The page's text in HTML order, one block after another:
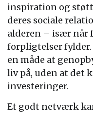
inspiration og
deres sociale
alderen – især når
forpligtelser
en måde at
liv på, uden at det
investeringer.
Et godt netværk